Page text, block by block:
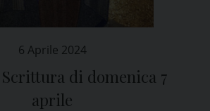
6 Aprile 2024
Scrittura di domenica 7
aprile